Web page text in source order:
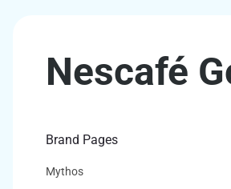
Nescafé
Brand Pages
Mythos